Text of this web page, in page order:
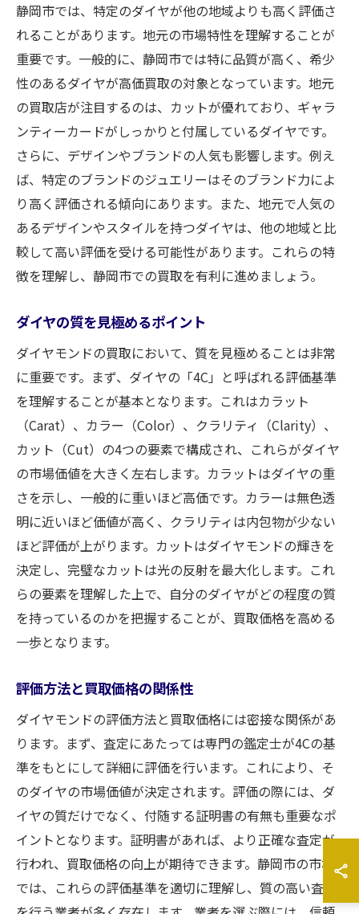
静岡市では、特定のダイヤが他の地域よりも高く評価さ
れることがあります。地元の市場特性を理解することが
重要です。一般的に、静岡市では特に品質が高く、希少
性のあるダイヤが高価買取の対象となっています。地元
の買取店が注目するのは、カットが優れており、ギャラ
ンティーカードがしっかりと付属しているダイヤです。
さらに、デザインやブランドの人気も影響します。例え
ば、特定のブランドのジュエリーはそのブランド力によ
り高く評価される傾向にあります。また、地元で人気の
あるデザインやスタイルを持つダイヤは、他の地域と比
較して高い評価を受ける可能性があります。これらの特
徴を理解し、静岡市での買取を有利に進めましょう。
ダイヤの質を見極めるポイント
ダイヤモンドの買取において、質を見極めることは非常
に重要です。まず、ダイヤの「4C」と呼ばれる評価基準
を理解することが基本となります。これはカラット
（Carat）、カラー（Color）、クラリティ（Clarity）、
カット（Cut）の4つの要素で構成され、これらがダイヤ
の市場価値を大きく左右します。カラットはダイヤの重
さを示し、一般的に重いほど高価です。カラーは無色透
明に近いほど価値が高く、クラリティは内包物が少ない
ほど評価が上がります。カットはダイヤモンドの輝きを
決定し、完璧なカットは光の反射を最大化します。これ
らの要素を理解した上で、自分のダイヤがどの程度の質
を持っているのかを把握することが、買取価格を高める
一歩となります。
評価方法と買取価格の関係性
ダイヤモンドの評価方法と買取価格には密接な関係があ
ります。まず、査定にあたっては専門の鑑定士が4Cの基
準をもとにして詳細に評価を行います。これにより、そ
のダイヤの市場価値が決定されます。評価の際には、ダ
イヤの質だけでなく、付随する証明書の有無も重要なポ
イントとなります。証明書があれば、より正確な査定が
行われ、買取価格の向上が期待できます。静岡市の市場
では、これらの評価基準を適切に理解し、質の高い査定